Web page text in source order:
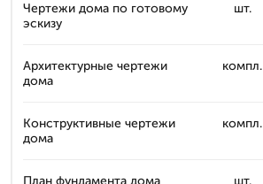
Чертежи дома по готовому
эскизу
шт.
Архитектурные чертежи
дома
компл.
Конструктивные чертежи
дома
компл.
План фундамента дома шт.